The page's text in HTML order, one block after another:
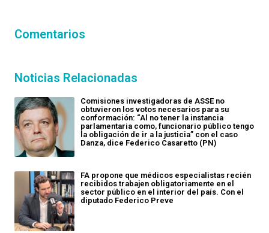
Comentarios
Noticias Relacionadas
Comisiones investigadoras de ASSE no
obtuvieron los votos necesarios para su
conformación: “Al no tener la instancia
parlamentaria como, funcionario público tengo
la obligación de ir a la justicia” con el caso
Danza, dice Federico Casaretto (PN)
FA propone que médicos especialistas recién
recibidos trabajen obligatoriamente en el
sector público en el interior del país. Con el
diputado Federico Preve